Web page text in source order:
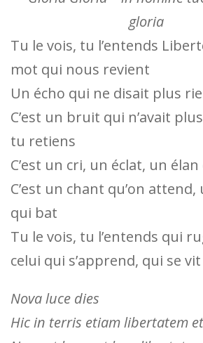
gloria
Tu le vois, tu l’entends
mot qui nous revient
Un écho qui ne disait plus
C’est un bruit qui n’avait
tu retiens
C’est un cri, un éclat, un élan
C’est un chant qu’on
qui bat
Tu le vois, tu l’entends qui
celui qui s’apprend, qui se vit
Nova luce dies
Hic in terris etiam libertatem